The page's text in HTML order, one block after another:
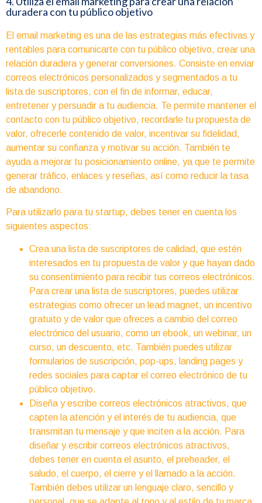
duradera con tu público objetivo
El email marketing es una de las estrategias más efectivas y
rentables para comunicarte con tu público objetivo, crear una
relación duradera y generar conversiones. Consiste en enviar
correos electrónicos personalizados y segmentados a tu
lista de suscriptores, con el fin de informar, educar,
entretener y persuadir a tu audiencia. Te permite mantener el
contacto con tu público objetivo, recordarle tu propuesta de
valor, ofrecerle contenido de valor, incentivar su fidelidad,
aumentar su confianza y motivar su acción. También te
ayuda a mejorar tu posicionamiento online, ya que te permite
generar tráfico, enlaces y reseñas, así como reducir la tasa
de abandono.
Para utilizarlo para tu startup, debes tener en cuenta los
siguientes aspectos:
Crea una lista de suscriptores de calidad, que estén
interesados en tu propuesta de valor y que hayan dado
su consentimiento para recibir tus correos electrónicos.
Para crear una lista de suscriptores, puedes utilizar
estrategias como ofrecer un lead magnet, un incentivo
gratuito y de valor que ofreces a cambio del correo
electrónico del usuario, como un ebook, un webinar, un
curso, un descuento, etc. También puedes utilizar
formularios de suscripción, pop-ups, landing pages y
redes sociales para captar el correo electrónico de tu
público objetivo.
Diseña y escribe correos electrónicos atractivos, que
capten la atención y el interés de tu audiencia, que
transmitan tu mensaje y que inciten a la acción. Para
diseñar y escribir correos electrónicos atractivos,
debes tener en cuenta el asunto, el preheader, el
saludo, el cuerpo, el cierre y el llamado a la acción.
También debes utilizar un lenguaje claro, sencillo y